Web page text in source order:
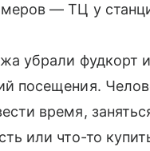
— ТЦ у
убрали фудкорт
посещения.
время,
или что-то